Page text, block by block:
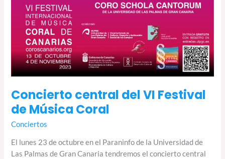
Concierto central del VI Festival
de Música Coral
Conciertos
El lunes 23 de octubre en el Paraninfo de la Universidad de
Las Palmas de Gran Canaria tendremos el concierto central